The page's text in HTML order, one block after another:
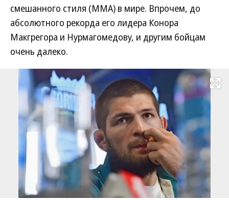
смешанного стиля (MMA) в мире. Впрочем, до
абсолютного рекорда его лидера Конора
Макгрегора и Нурмагомедову, и другим бойцам
очень далеко.
Развернуть